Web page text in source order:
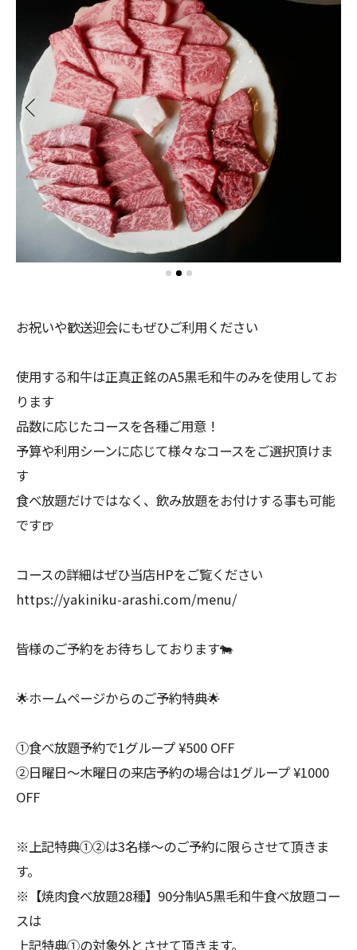
お祝いや歓送迎会にもぜひご利用ください
使用する和牛は正真正銘のA5黒毛和牛のみを使用してお
ります
品数に応じたコースを各種ご用意！
予算や利用シーンに応じて様々なコースをご選択頂けま
す
食べ放題だけではなく、飲み放題をお付けする事も可能
です🍺
コースの詳細はぜひ当店HPをご覧ください
https://yakiniku-arashi.com/menu/
皆様のご予約をお待ちしております🐄
🌟ホームページからのご予約特典🌟
①食べ放題予約で1グループ ¥500 OFF
②日曜日〜木曜日の来店予約の場合は1グループ ¥1000
OFF
※上記特典①②は3名様〜のご予約に限らさせて頂きま
す。
※【焼肉食べ放題28種】90分制A5黒毛和牛食べ放題コー
スは
上記特典①の対象外とさせて頂きます。